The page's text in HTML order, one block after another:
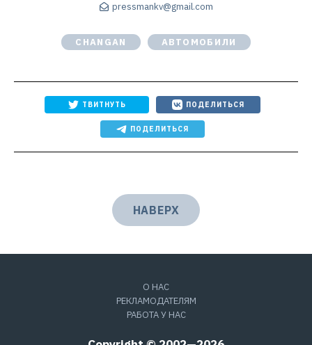
pressmankv@gmail.com
CHANGAN АВТОМОБИЛИ
ТВИТНУТЬ ПОДЕЛИТЬСЯ
ПОДЕЛИТЬСЯ
НАВЕРХ
О НАС
РЕКЛАМОДАТЕЛЯМ
РАБОТА У НАС